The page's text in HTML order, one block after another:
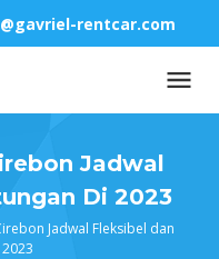
rentcar.com
Jadwal
Di 2023
Jadwal Fleksibel dan